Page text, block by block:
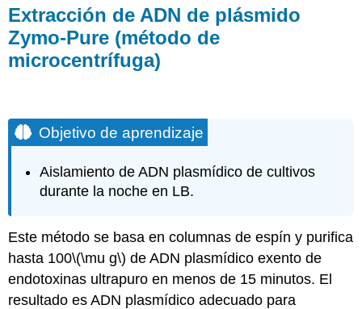
de
ADN
de
plásmido
de
microcentrífuga)
de
aprendizaje
Nota
ANTES
DE
COMENZAR
Extracción de ADN de plásmido
Zymo-Pure (método de
microcentrífuga)
Objetivo de aprendizaje
Aislamiento de ADN plasmídico de cultivos
durante la noche en LB.
Este método se basa en columnas de espín y purifica
hasta 100\(\mu g\) de ADN plasmídico exento de
endotoxinas ultrapuro en menos de 15 minutos. El
resultado es ADN plasmídico adecuado para